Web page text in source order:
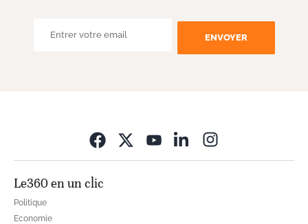
ENVOYER
Le360 en un clic
Politique
Economie